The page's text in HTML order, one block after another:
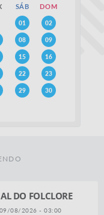
SÁB DOM
01 02
08 09
15 16
22 23
29 30
DO FOLCLORE
09/08/2026 - 03:00